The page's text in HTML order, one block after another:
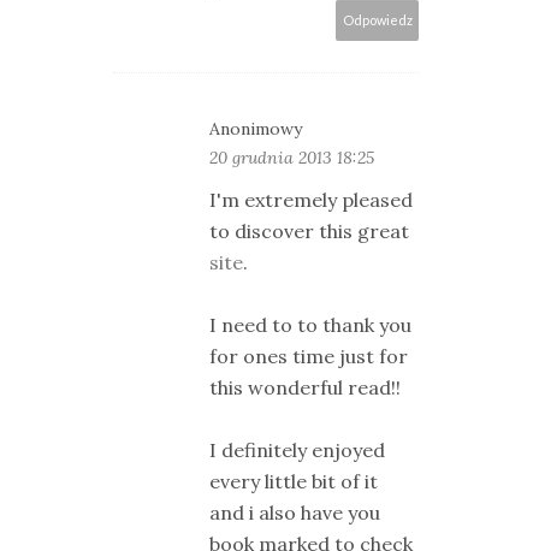
Odpowiedz
Anonimowy
20 grudnia 2013 18:25
I'm extremely pleased
to discover this great
site.
I need to to thank you
for ones time just for
this wonderful read!!
I definitely enjoyed
every little bit of it
and i also have you
book marked to check